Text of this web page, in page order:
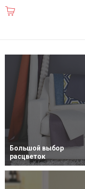
Большой выбор
расцветок